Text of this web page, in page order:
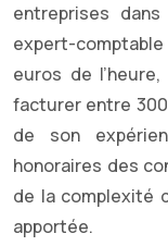
entreprises
expert-comptable
euros de
facturer entre
de son
honoraires des
de la complexité
apportée.